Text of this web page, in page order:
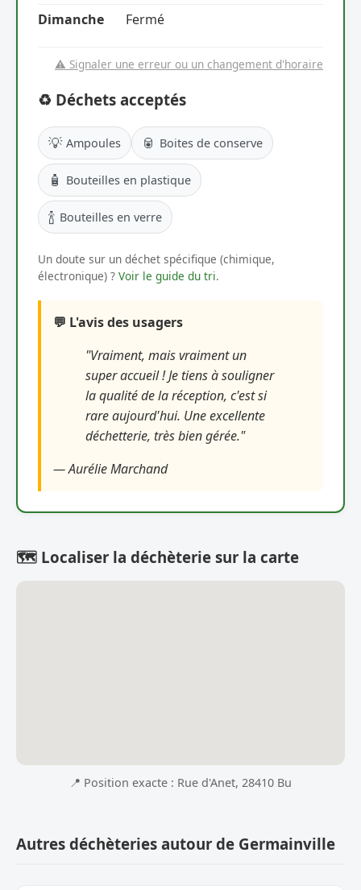
Dimanche
Fermé
⚠️ Signaler une erreur ou un changement d'horaire
♻️ Déchets acceptés
💡 Ampoules 🥫 Boites de conserve
🧴 Bouteilles en plastique
🍾 Bouteilles en verre
Un doute sur un déchet spécifique (chimique,
électronique) ? Voir le guide du tri.
💬 L'avis des usagers
"Vraiment, mais vraiment un
super accueil ! Je tiens à souligner
la qualité de la réception, c'est si
rare aujourd'hui. Une excellente
déchetterie, très bien gérée."
— Aurélie Marchand
🗺️ Localiser la déchèterie sur la carte
📍 Position exacte : Rue d'Anet, 28410 Bu
Autres déchèteries autour de Germainville